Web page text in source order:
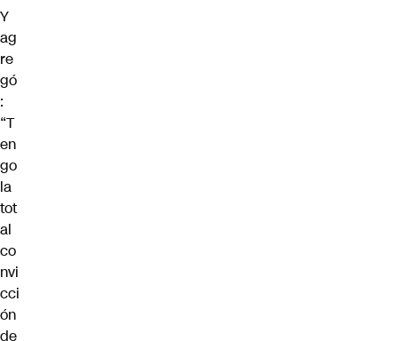
Y
ag
re
gó
:
“T
en
go
la
tot
al
co
nvi
cci
ón
de